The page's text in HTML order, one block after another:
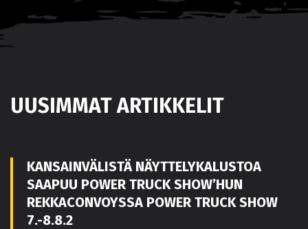
UUSIMMAT ARTIKKELIT
KANSAINVÄLISTÄ NÄYTTELYKALUSTOA
SAAPUU POWER TRUCK SHOW’HUN
REKKACONVOYSSA POWER TRUCK SHOW
7.-8.8.2